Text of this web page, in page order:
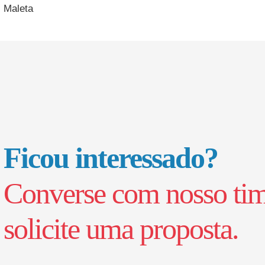
Maleta
Ficou interessado?
Converse com nosso
solicite uma proposta.